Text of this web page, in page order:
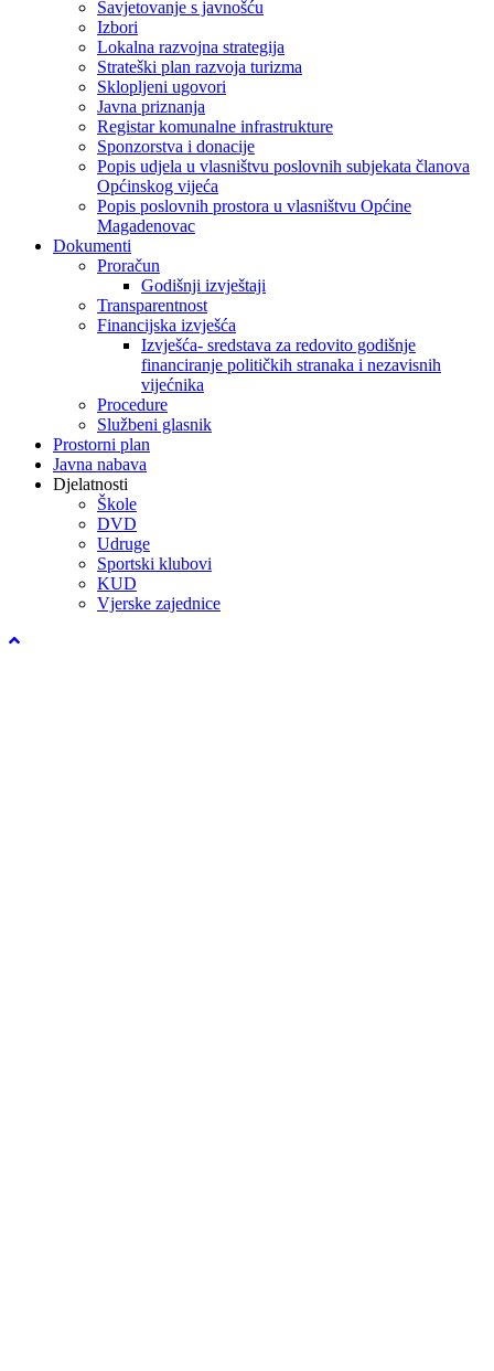
Savjetovanje s javnošću
Izbori
Lokalna razvojna strategija
Strateški plan razvoja turizma
Sklopljeni ugovori
Javna priznanja
Registar komunalne infrastrukture
Sponzorstva i donacije
Popis udjela u vlasništvu poslovnih subjekata članova
Općinskog vijeća
Popis poslovnih prostora u vlasništvu Općine
Magadenovac
Dokumenti
Proračun
Godišnji izvještaji
Transparentnost
Financijska izvješća
Izvješća- sredstava za redovito godišnje
financiranje političkih stranaka i nezavisnih
vijećnika
Procedure
Službeni glasnik
Prostorni plan
Javna nabava
Djelatnosti
Škole
DVD
Udruge
Sportski klubovi
KUD
Vjerske zajednice